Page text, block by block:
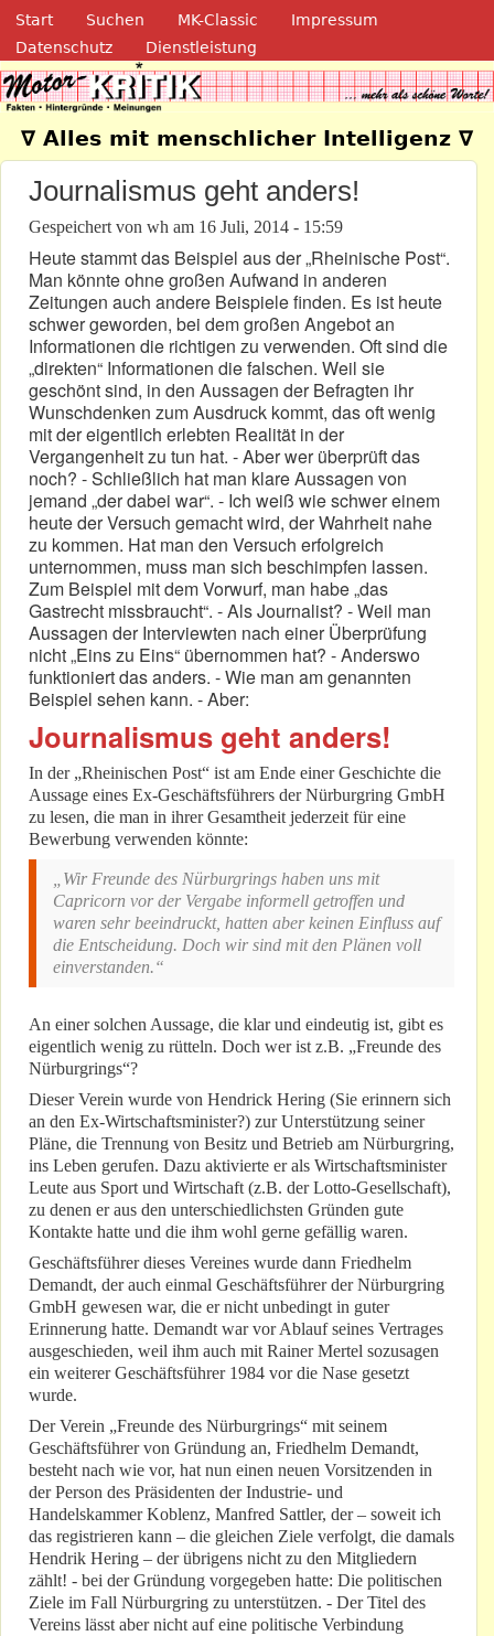
Direkt zum Inhalt
Navigation
Start Suchen MK-Classic
Impressum
Datenschutz
Dienstleistung
Motor-Kritik.de
∇ Alles mit menschlicher Intelligenz ∇
Journalismus geht anders!
Gespeichert von wh am 16 Juli, 2014 - 15:59
Heute stammt das Beispiel aus der „Rheinische Post“.
Man könnte ohne großen Aufwand in anderen
Zeitungen auch andere Beispiele finden. Es ist heute
schwer geworden, bei dem großen Angebot an
Informationen die richtigen zu verwenden. Oft sind die
„direkten“ Informationen die falschen. Weil sie
geschönt sind, in den Aussagen der Befragten ihr
Wunschdenken zum Ausdruck kommt, das oft wenig
mit der eigentlich erlebten Realität in der
Vergangenheit zu tun hat. - Aber wer überprüft das
noch? - Schließlich hat man klare Aussagen von
jemand „der dabei war“. - Ich weiß wie schwer einem
heute der Versuch gemacht wird, der Wahrheit nahe
zu kommen. Hat man den Versuch erfolgreich
unternommen, muss man sich beschimpfen lassen.
Zum Beispiel mit dem Vorwurf, man habe „das
Gastrecht missbraucht“. - Als Journalist? - Weil man
Aussagen der Interviewten nach einer Überprüfung
nicht „Eins zu Eins“ übernommen hat? - Anderswo
funktioniert das anders. - Wie man am genannten
Beispiel sehen kann. - Aber:
Journalismus geht anders!
In der „Rheinischen Post“ ist am Ende einer Geschichte die
Aussage eines Ex-Geschäftsführers der Nürburgring GmbH
zu lesen, die man in ihrer Gesamtheit jederzeit für eine
Bewerbung verwenden könnte:
„Wir Freunde des Nürburgrings haben uns mit
Capricorn vor der Vergabe informell getroffen und
waren sehr beeindruckt, hatten aber keinen Einfluss auf
die Entscheidung. Doch wir sind mit den Plänen voll
einverstanden.“
An einer solchen Aussage, die klar und eindeutig ist, gibt es
eigentlich wenig zu rütteln. Doch wer ist z.B. „Freunde des
Nürburgrings“?
Dieser Verein wurde von Hendrick Hering (Sie erinnern sich
an den Ex-Wirtschaftsminister?) zur Unterstützung seiner
Pläne, die Trennung von Besitz und Betrieb am Nürburgring,
ins Leben gerufen. Dazu aktivierte er als Wirtschaftsminister
Leute aus Sport und Wirtschaft (z.B. der Lotto-Gesellschaft),
zu denen er aus den unterschiedlichsten Gründen gute
Kontakte hatte und die ihm wohl gerne gefällig waren.
Geschäftsführer dieses Vereines wurde dann Friedhelm
Demandt, der auch einmal Geschäftsführer der Nürburgring
GmbH gewesen war, die er nicht unbedingt in guter
Erinnerung hatte. Demandt war vor Ablauf seines Vertrages
ausgeschieden, weil ihm auch mit Rainer Mertel sozusagen
ein weiterer Geschäftsführer 1984 vor die Nase gesetzt
wurde.
Der Verein „Freunde des Nürburgrings“ mit seinem
Geschäftsführer von Gründung an, Friedhelm Demandt,
besteht nach wie vor, hat nun einen neuen Vorsitzenden in
der Person des Präsidenten der Industrie- und
Handelskammer Koblenz, Manfred Sattler, der – soweit ich
das registrieren kann – die gleichen Ziele verfolgt, die damals
Hendrik Hering – der übrigens nicht zu den Mitgliedern
zählt! - bei der Gründung vorgegeben hatte: Die politischen
Ziele im Fall Nürburgring zu unterstützen. - Der Titel des
Vereins lässt aber nicht auf eine politische Verbindung